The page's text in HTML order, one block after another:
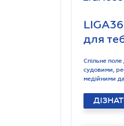
для
Спільне
судовими,
медійними